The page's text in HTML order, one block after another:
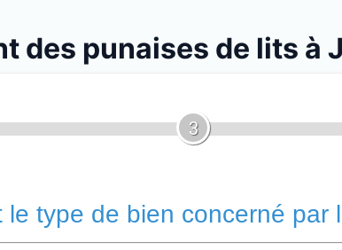
des punaises de lits
3
le type de bien concerné par